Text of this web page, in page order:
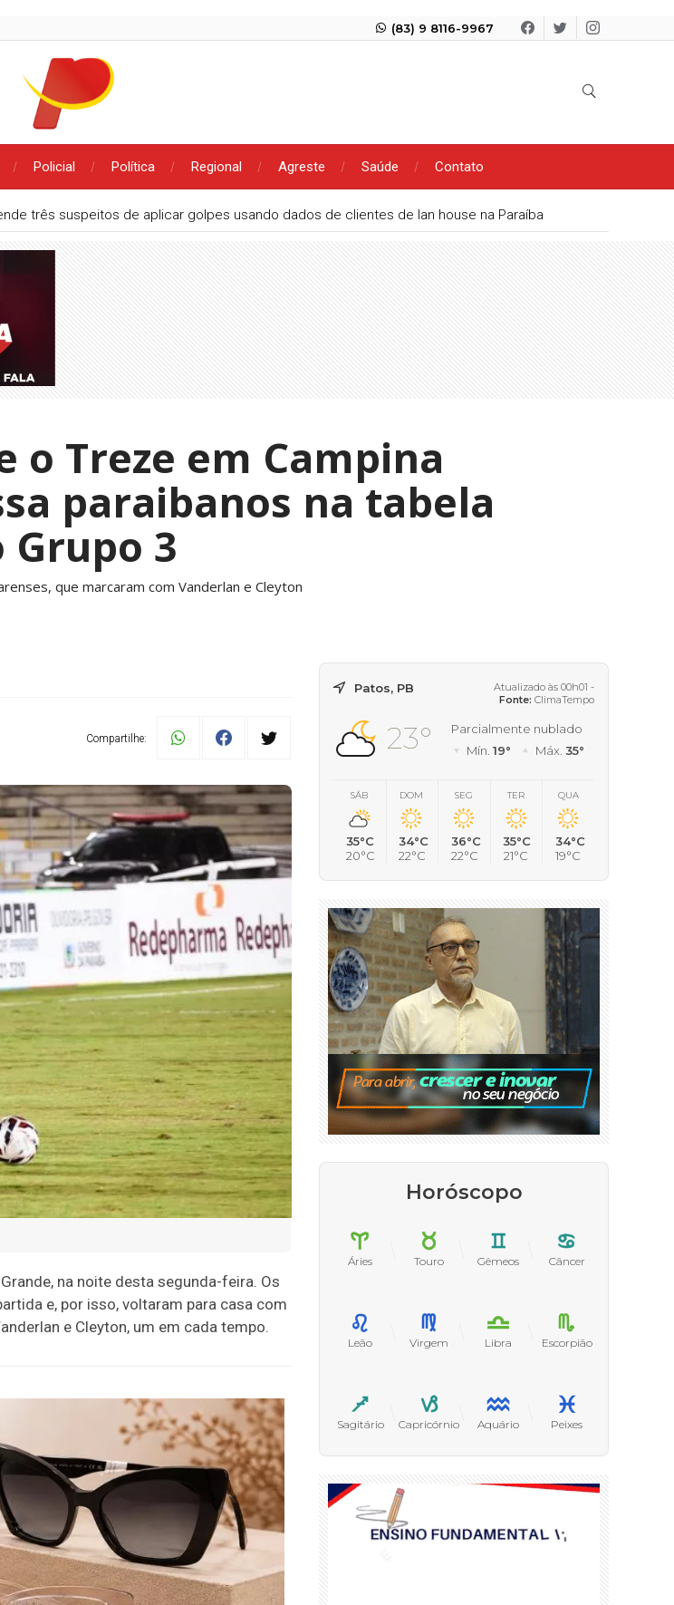
(83) 9 8116-9967
Policial Política Regional Agreste Saúde Contato
do Brasil
o Treze em Campina
paraibanos na tabela
Grupo 3
que marcaram com Vanderlan e Cleyton
Compartilhe:
na noite desta segunda-feira. Os
e, por isso, voltaram para casa com
e Cleyton, um em cada tempo.
Patos, PB
Atualizado às 00h01 -
Fonte: ClimaTempo
23°
Parcialmente nublado
Mín. 19° Máx. 35°
SÁB
35°C
20°C
DOM
34°C
22°C
SEG
36°C
22°C
TER
35°C
21°C
QUA
34°C
19°C
Horóscopo
Áries Touro Gêmeos Câncer
Leão Virgem Libra Escorpião
Sagitário Capricórnio Aquário Peixes